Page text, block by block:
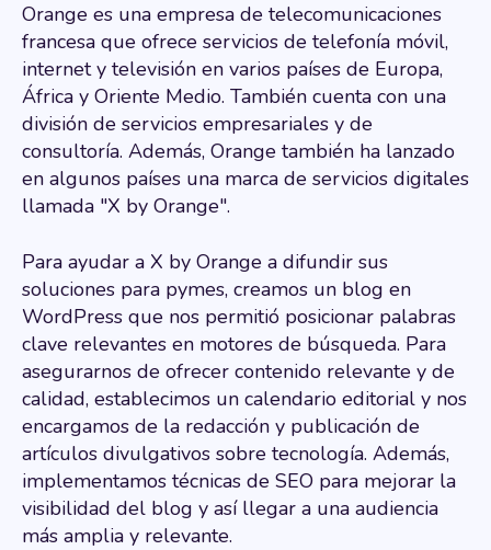
Orange es una empresa de telecomunicaciones
francesa que ofrece servicios de telefonía móvil,
internet y televisión en varios países de Europa,
África y Oriente Medio. También cuenta con una
división de servicios empresariales y de
consultoría. Además, Orange también ha lanzado
en algunos países una marca de servicios digitales
llamada "X by Orange".
Para ayudar a X by Orange a difundir sus
soluciones para pymes, creamos un blog en
WordPress que nos permitió posicionar palabras
clave relevantes en motores de búsqueda. Para
asegurarnos de ofrecer contenido relevante y de
calidad, establecimos un calendario editorial y nos
encargamos de la redacción y publicación de
artículos divulgativos sobre tecnología. Además,
implementamos técnicas de SEO para mejorar la
visibilidad del blog y así llegar a una audiencia
más amplia y relevante.